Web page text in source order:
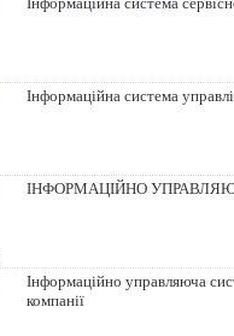
Інформаційна система
ІНФОРМАЦІЙНО
Інформаційно управляюча
компанії